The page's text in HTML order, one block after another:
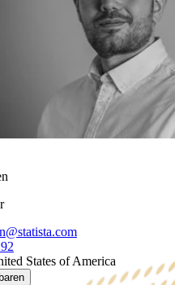
States of America